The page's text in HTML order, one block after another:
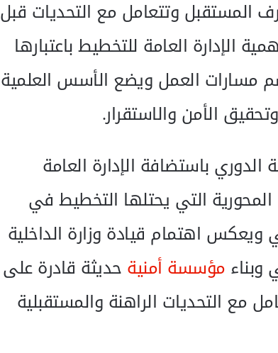
وتتعامل مع التحديات قبل
الإدارة العامة للتخطيط باعتبارها
مسارات العمل ويضع الأسس العلمية
الأمن والاستقرار.
الدوري باستضافة الإدارة العامة
المحورية التي يحتلها التخطيط في
اهتمام قيادة وزارة الداخلية
وبناءمؤسسة أمنيةحديثة قادرة على
مع التحديات الراهنة والمستقبلية